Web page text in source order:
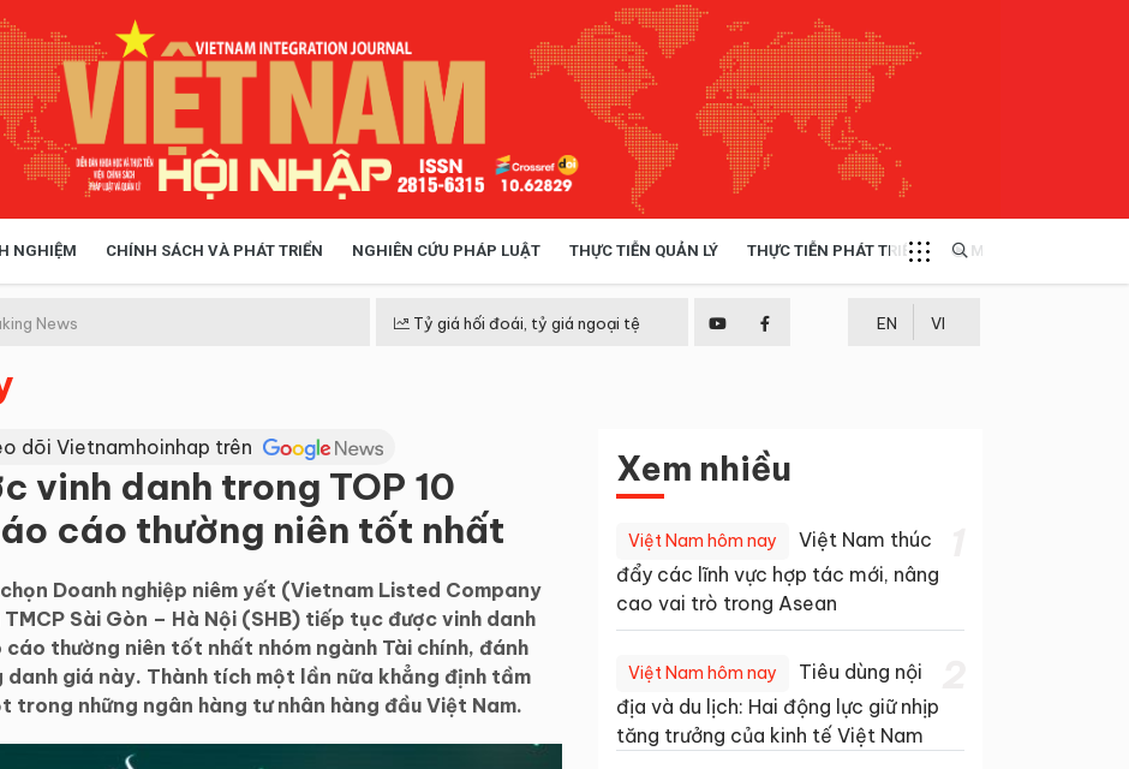
NGHIỆM CHÍNH SÁCH VÀ PHÁT TRIỂN NGHIÊN CỨU PHÁP LUẬT THỰC TIỄN QUẢN LÝ THỰC TIỄN PHÁT TRIỂN MULTIMEDIA
News Tỷ giá hối đoái, tỷ giá ngoại tệ EN VI
dõi Vietnamhoinhap trên
vinh danh trong TOP 10
cáo thường niên tốt nhất
Doanh nghiệp niêm yết (Vietnam Listed Company
Sài Gòn – Hà Nội (SHB) tiếp tục được vinh danh
thường niên tốt nhất nhóm ngành Tài chính, đánh
danh giá này. Thành tích một lần nữa khẳng định tầm
trong những ngân hàng tư nhân hàng đầu Việt Nam.
Xem nhiều
Việt Nam hôm nay
Việt Nam thúc
đẩy các lĩnh vực hợp tác mới, nâng
cao vai trò trong Asean
Việt Nam hôm nay
Tiêu dùng nội
địa và du lịch: Hai động lực giữ nhịp
tăng trưởng của kinh tế Việt Nam